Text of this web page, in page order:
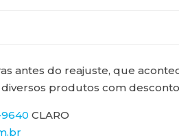
antes do reajuste, que
produtos com
9640 CLARO